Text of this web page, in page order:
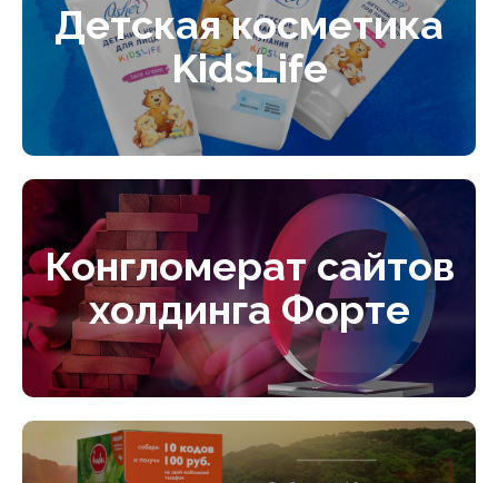
Детская косметика
KidsLife
Конгломерат сайтов
холдинга Форте